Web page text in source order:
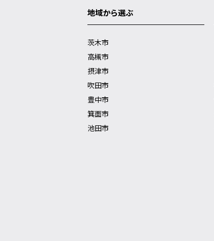
地域から選ぶ
茨木市
高槻市
摂津市
吹田市
豊中市
箕面市
池田市